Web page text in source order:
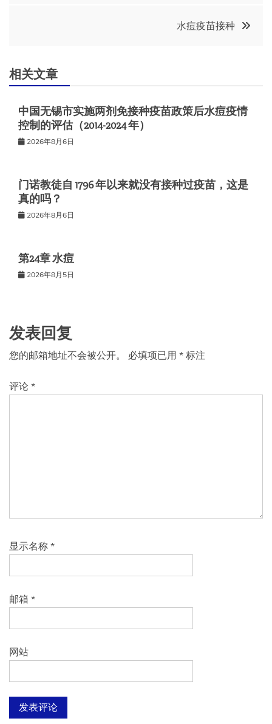
航
水痘疫苗接种
相关文章
中国无锡市实施两剂免接种疫苗政策后水痘疫情
控制的评估（2014-2024 年）
2026年8月6日
门诺教徒自 1796 年以来就没有接种过疫苗，这是
真的吗？
2026年8月6日
第24章 水痘
2026年8月5日
发表回复
您的邮箱地址不会被公开。 必填项已用 * 标注
评论 *
显示名称 *
邮箱 *
网站